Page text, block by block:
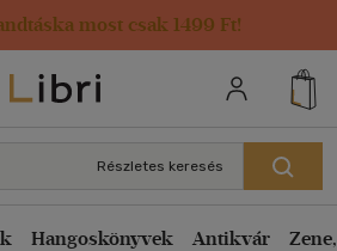
most csak 1499 Ft!
Kártya adatai
Részletes keresés
Hangoskönyvek Antikvár